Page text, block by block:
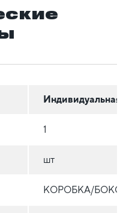
Индивидуальная
1
шт
КОРОБКА/БОКС